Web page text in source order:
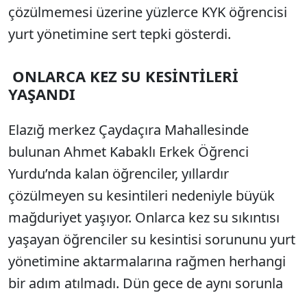
çözülmemesi üzerine yüzlerce KYK öğrencisi
yurt yönetimine sert tepki gösterdi.
ONLARCA KEZ SU KESİNTİLERİ
YAŞANDI
Elazığ merkez Çaydaçıra Mahallesinde
bulunan Ahmet Kabaklı Erkek Öğrenci
Yurdu’nda kalan öğrenciler, yıllardır
çözülmeyen su kesintileri nedeniyle büyük
mağduriyet yaşıyor. Onlarca kez su sıkıntısı
yaşayan öğrenciler su kesintisi sorununu yurt
yönetimine aktarmalarına rağmen herhangi
bir adım atılmadı. Dün gece de aynı sorunla